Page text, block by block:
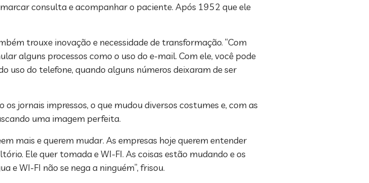
consulta e acompanhar o paciente. Após 1952 que ele
trouxe inovação e necessidade de transformação. “Com
alguns processos como o uso do e-mail. Com ele, você pode
uso do telefone, quando alguns números deixaram de ser
jornais impressos, o que mudou diversos costumes e, com as
uma imagem perfeita.
mais e querem mudar. As empresas hoje querem entender
Ele quer tomada e WI-FI. As coisas estão mudando e os
e WI-FI não se nega a ninguém”, frisou.